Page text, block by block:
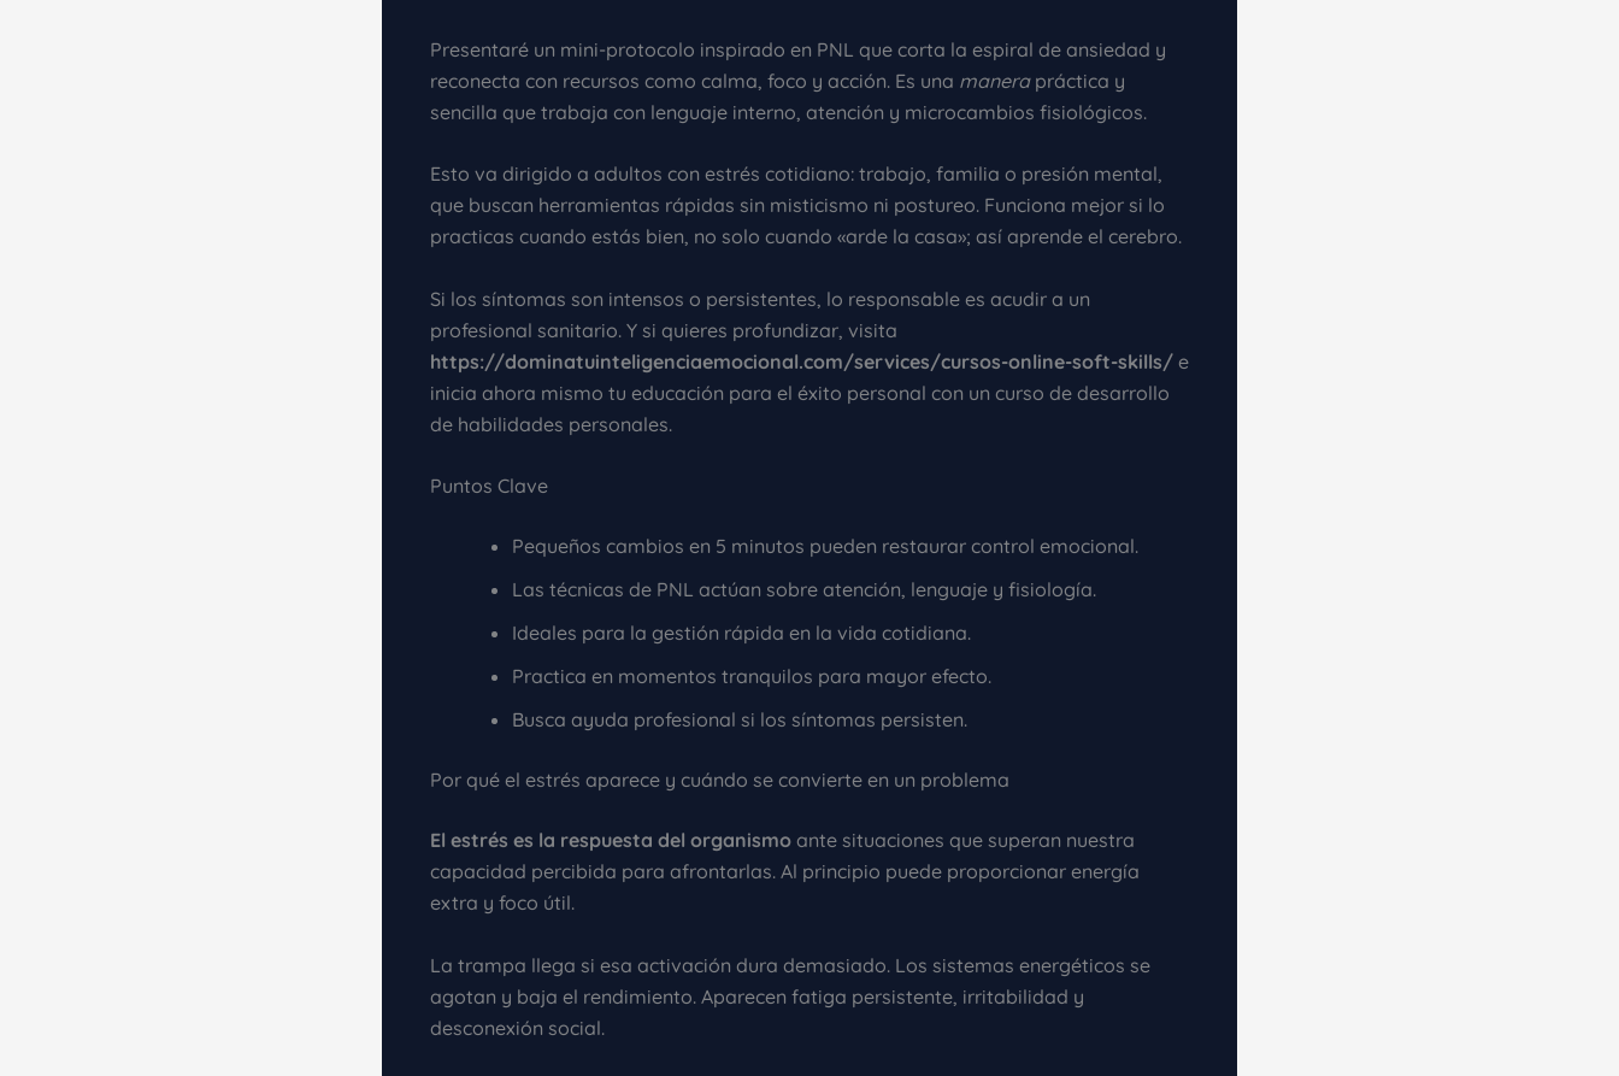
Presentaré un mini-protocolo inspirado en PNL que corta la espiral de ansiedad y
reconecta con recursos como calma, foco y acción. Es una manerapráctica y
sencilla que trabaja con lenguaje interno, atención y microcambios fisiológicos.
Esto va dirigido a adultos con estrés cotidiano: trabajo, familia o presión mental,
que buscan herramientas rápidas sin misticismo ni postureo. Funciona mejor si lo
practicas cuando estás bien, no solo cuando «arde la casa»; así aprende el cerebro.
Si los síntomas son intensos o persistentes, lo responsable es acudir a un
profesional sanitario. Y si quieres profundizar, visita
https://dominatuinteligenciaemocional.com/services/cursos-online-soft-skills/ e
inicia ahora mismo tu educación para el éxito personal con un curso de desarrollo
de habilidades personales.
Puntos Clave
Pequeños cambios en 5 minutos pueden restaurar control emocional.
Las técnicas de PNL actúan sobre atención, lenguaje y fisiología.
Ideales para la gestión rápida en la vida cotidiana.
Practica en momentos tranquilos para mayor efecto.
Busca ayuda profesional si los síntomas persisten.
Por qué el estrés aparece y cuándo se convierte en un problema
El estrés es la respuesta del organismo ante situaciones que superan nuestra
capacidad percibida para afrontarlas. Al principio puede proporcionar energía
extra y foco útil.
La trampa llega si esa activación dura demasiado. Los sistemas energéticos se
agotan y baja el rendimiento. Aparecen fatiga persistente, irritabilidad y
desconexión social.